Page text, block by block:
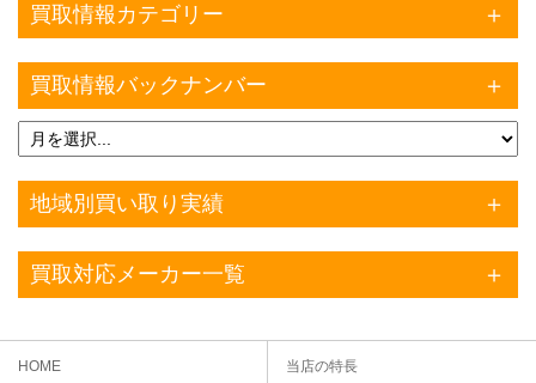
買取情報カテゴリー
買取情報バックナンバー
地域別買い取り実績
買取対応メーカー一覧
HOME 当店の特長